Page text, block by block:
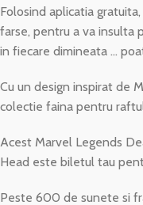
Folosind aplicatia
farse, pentru a va insulta
in fiecare dimineata …
Cu un design inspirat de
colectie faina pentru
Acest Marvel Legends
Head este biletul tau
Peste 600 de sunete si